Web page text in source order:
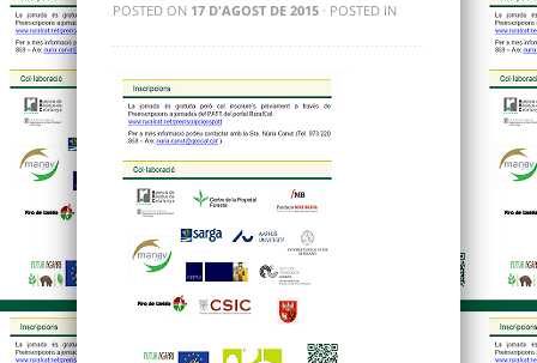
POSTED ON 17 D'AGOST DE 2015 · POSTED IN